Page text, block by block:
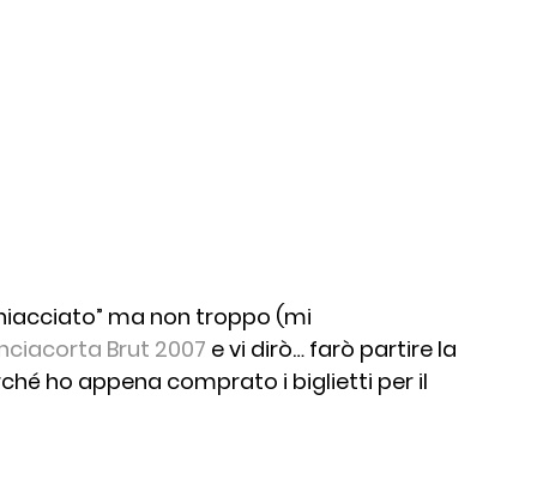
ma non troppo (mi
Brut 2007 e vi dirò… farò partire la
ho appena comprato i biglietti per il